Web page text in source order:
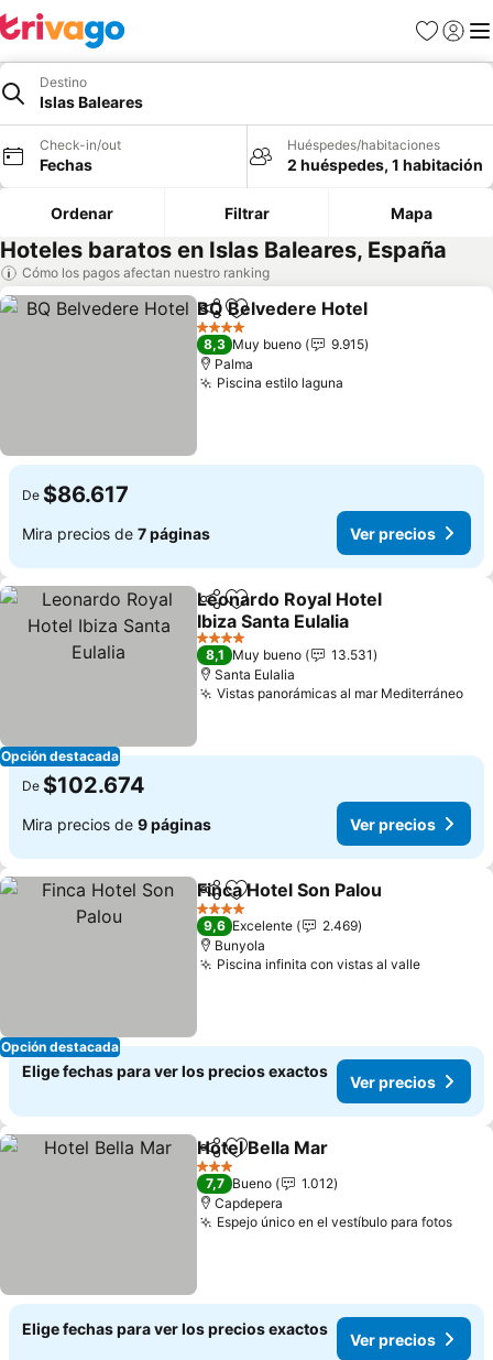
Favoritos
Iniciar
Destino
Islas Baleares
Check-in/out
Fechas
Huéspedes/habitaciones
2 huéspedes, 1 habitación
Ordenar Filtrar Mapa
Hoteles baratos en Islas Baleares, España
Cómo los pagos afectan nuestro ranking
CompartirAgregar a favoritos
BQ Belvedere Hotel
4 Estrellas
8,3 Muy bueno
9.915
Palma
Piscina estilo laguna
De $86.617
Mira precios de 7 páginas Ver precios
Opción destacada
CompartirAgregar a favoritos
Leonardo Royal Hotel
Ibiza Santa Eulalia
4 Estrellas
8,1 Muy bueno
13.531
Santa Eulalia
Vistas panorámicas al mar Mediterráneo
De $102.674
Mira precios de 9 páginas Ver precios
Opción destacada
CompartirAgregar a favoritos
Finca Hotel Son Palou
4 Estrellas
9,6 Excelente
2.469
Bunyola
Piscina infinita con vistas al valle
Elige fechas para ver los precios exactos
Ver precios
CompartirAgregar a favoritos
Hotel Bella Mar
3 Estrellas
7,7 Bueno
1.012
Capdepera
Espejo único en el vestíbulo para fotos
Elige fechas para ver los precios exactos
Ver precios